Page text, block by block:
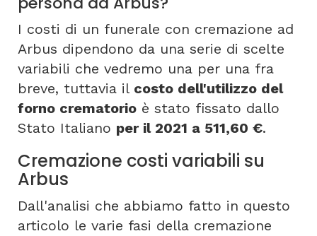
I costi di un funerale con cremazione ad
Arbus dipendono da una serie di scelte
variabili che vedremo una per una fra
breve, tuttavia il costo dell'utilizzo del
forno crematorio è stato fissato dallo
Stato Italiano per il 2021 a 511,60 €.
Cremazione costi variabili su
Arbus
Dall'analisi che abbiamo fatto in questo
articolo le varie fasi della cremazione